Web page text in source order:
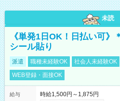
未読
《単発1日OK！日払い可》
シール貼り
派遣 職種未経験OK 社会人未経験OK
WEB登録・面接OK
給与
時給1,500円～1,875円